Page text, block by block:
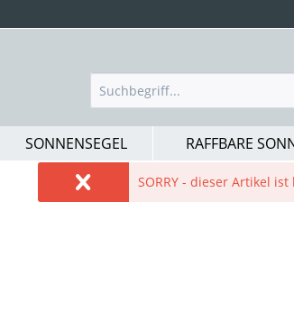
SONNENSEGEL RAFFBARE
SORRY - dieser Artikel